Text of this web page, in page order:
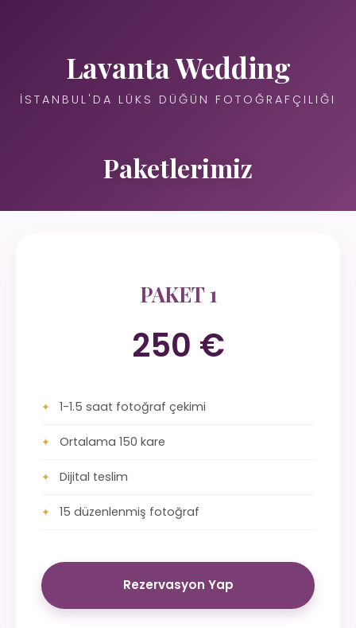
Lavanta Wedding
İSTANBUL'DA LÜKS DÜĞÜN FOTOĞRAFÇILIĞI
Paketlerimiz
PAKET 1
250 €
1-1.5 saat fotoğraf çekimi
Ortalama 150 kare
Dijital teslim
15 düzenlenmiş fotoğraf
Rezervasyon Yap